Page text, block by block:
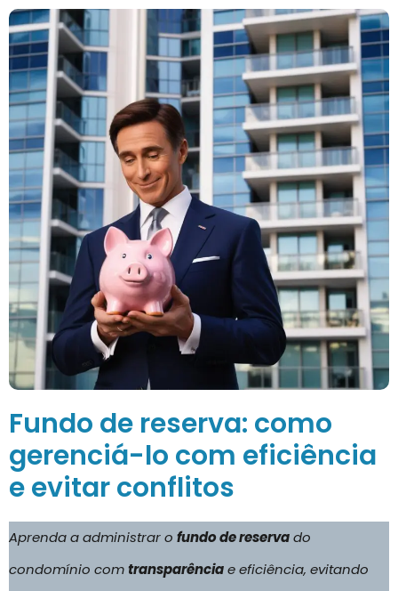
Fundo de reserva: como
gerenciá-lo com eficiência
e evitar conflitos
Aprenda a administrar o fundo de reservado
condomínio comtransparênciae eficiência, evitando